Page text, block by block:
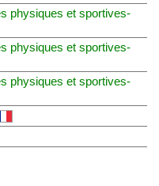
physiques et sportives-
physiques et sportives-
physiques et sportives-